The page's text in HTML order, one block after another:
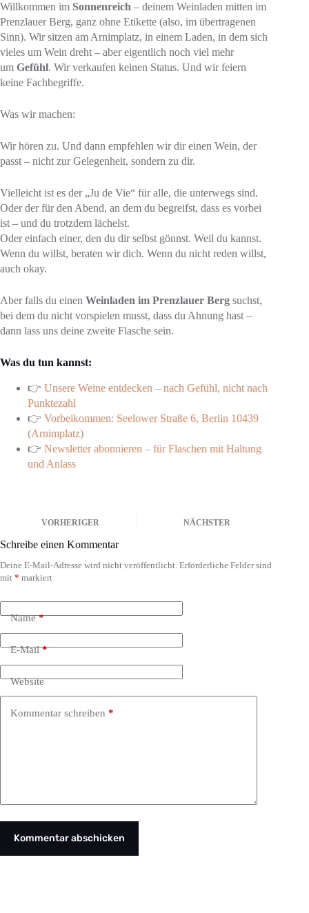
Willkommen im Sonnenreich – deinem Weinladen mitten im
Prenzlauer Berg, ganz ohne Etikette (also, im übertragenen
Sinn). Wir sitzen am Arnimplatz, in einem Laden, in dem sich
vieles um Wein dreht – aber eigentlich noch viel mehr
um Gefühl. Wir verkaufen keinen Status. Und wir feiern
keine Fachbegriffe.
Was wir machen:
Wir hören zu. Und dann empfehlen wir dir einen Wein, der
passt – nicht zur Gelegenheit, sondern zu dir.
Vielleicht ist es der „Ju de Vie“ für alle, die unterwegs sind.
Oder der für den Abend, an dem du begreifst, dass es vorbei
ist – und du trotzdem lächelst.
Oder einfach einer, den du dir selbst gönnst. Weil du kannst.
Wenn du willst, beraten wir dich. Wenn du nicht reden willst,
auch okay.
Aber falls du einen Weinladen im Prenzlauer Berg suchst,
bei dem du nicht vorspielen musst, dass du Ahnung hast –
dann lass uns deine zweite Flasche sein.
Was du tun kannst:
👉 Unsere Weine entdecken – nach Gefühl, nicht nach
Punktezahl
👉 Vorbeikommen: Seelower Straße 6, Berlin 10439
(Arnimplatz)
👉 Newsletter abonnieren – für Flaschen mit Haltung
und Anlass
VORHERIGER NÄCHSTER
Schreibe einen Kommentar
Deine E-Mail-Adresse wird nicht veröffentlicht. Erforderliche Felder sind
mit * markiert
Name*
E-Mail*
Website
Kommentar schreiben *
Kommentar abschicken